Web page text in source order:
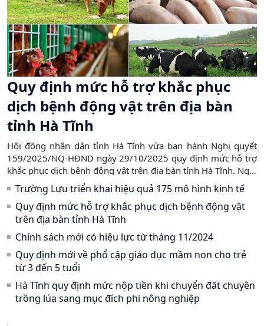
Quy định mức hỗ trợ khắc phục
dịch bệnh động vật trên địa bàn
tỉnh Hà Tĩnh
Hội đồng nhân dân tỉnh Hà Tĩnh vừa ban hành Nghị quyết
159/2025/NQ-HĐND ngày 29/10/2025 quy định mức hỗ trợ
khắc phục dịch bệnh động vật trên địa bàn tỉnh Hà Tĩnh. Nghị
quyết nhằm cụ thể hóa chính sách của Trung ương và kịp
thời hỗ trợ người chăn nuôi, nuôi trồng thủy sản giảm thiểu
thiệt hại và phục hồi sản xuất sau dịch bệnh.
Trường Lưu triển khai hiệu quả 175 mô hình kinh tế
Quy định mức hỗ trợ khắc phục dịch bệnh động vật
trên địa bàn tỉnh Hà Tĩnh
Chính sách mới có hiệu lực từ tháng 11/2024
Quy định mới về phổ cập giáo dục mầm non cho trẻ
từ 3 đến 5 tuổi
Hà Tĩnh quy định mức nộp tiền khi chuyển đất chuyên
trồng lúa sang mục đích phi nông nghiệp